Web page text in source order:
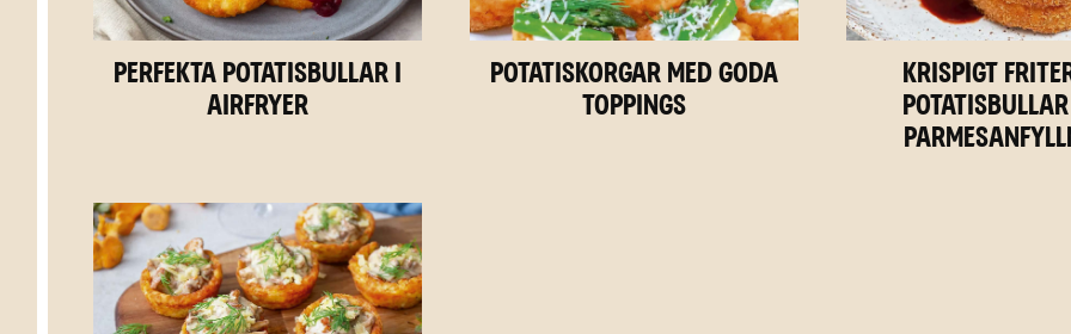
Perfekta potatisbullar i
airfryer
Potatiskorgar med goda
toppings
Krispigt
potatisbullar